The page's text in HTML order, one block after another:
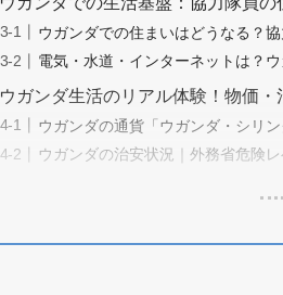
ウガンダでの住まいはどうなる？
電気・水道・インターネットは？
ウガンダ生活のリアル体験！物価
ウガンダの通貨「ウガンダ・シリ
ウガンダの治安状況｜外務省危険